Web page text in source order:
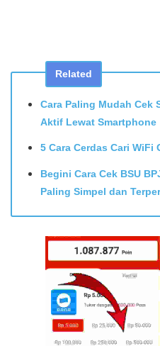
Related
Cara Paling Mudah Cek
Aktif Lewat Smartphone
5 Cara Cerdas Cari WiFi
Begini Cara Cek BSU
Paling Simpel dan